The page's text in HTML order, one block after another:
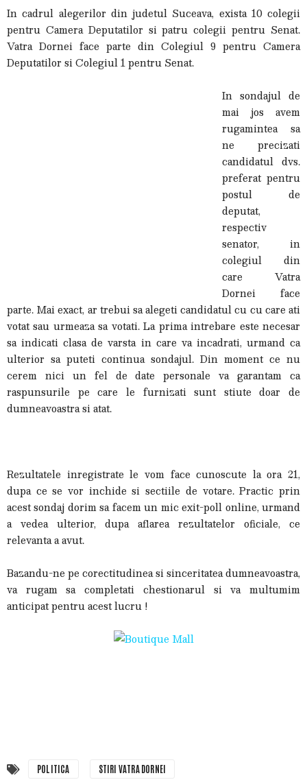
In cadrul alegerilor din judetul Suceava, exista 10 colegii
pentru Camera Deputatilor si patru colegii pentru Senat.
Vatra Dornei face parte din Colegiul 9 pentru Camera
Deputatilor si Colegiul 1 pentru Senat.
In sondajul de
mai jos avem
rugamintea sa
ne precizati
candidatul dvs.
preferat pentru
postul de
deputat,
respectiv
senator, in
colegiul din
care Vatra
Dornei face
parte. Mai exact, ar trebui sa alegeti candidatul cu cu care ati
votat sau urmeaza sa votati. La prima intrebare este necesar
sa indicati clasa de varsta in care va incadrati, urmand ca
ulterior sa puteti continua sondajul. Din moment ce nu
cerem nici un fel de date personale va garantam ca
raspunsurile pe care le furnizati sunt stiute doar de
dumneavoastra si atat.
Rezultatele inregistrate le vom face cunoscute la ora 21,
dupa ce se vor inchide si sectiile de votare. Practic prin
acest sondaj dorim sa facem un mic exit-poll online, urmand
a vedea ulterior, dupa aflarea rezultatelor oficiale, ce
relevanta a avut.
Bazandu-ne pe corectitudinea si sinceritatea dumneavoastra,
va rugam sa completati chestionarul si va multumim
anticipat pentru acest lucru !
POLITICA STIRI VATRA DORNEI